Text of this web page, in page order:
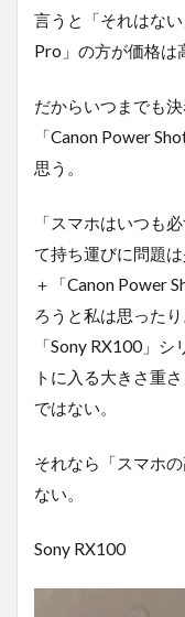
言うと「それはな
Pro」の方が価格は
だからいつまでも
「Canon Power
思う。
「スマホはいつも
て持ち運びに問題
＋「Canon Power
ろうと私は思った
「Sony RX100」
トに入る大きさ重
ではない。
それなら「スマホ
ない。
Sony RX100